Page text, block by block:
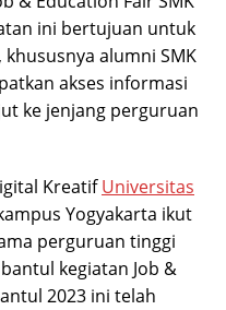
ini bertujuan untuk
alumni SMK
akses informasi
ke jenjang perguruan
KreatifUniversitas
Yogyakarta ikut
perguruan tinggi
kegiatan Job &
2023 ini telah